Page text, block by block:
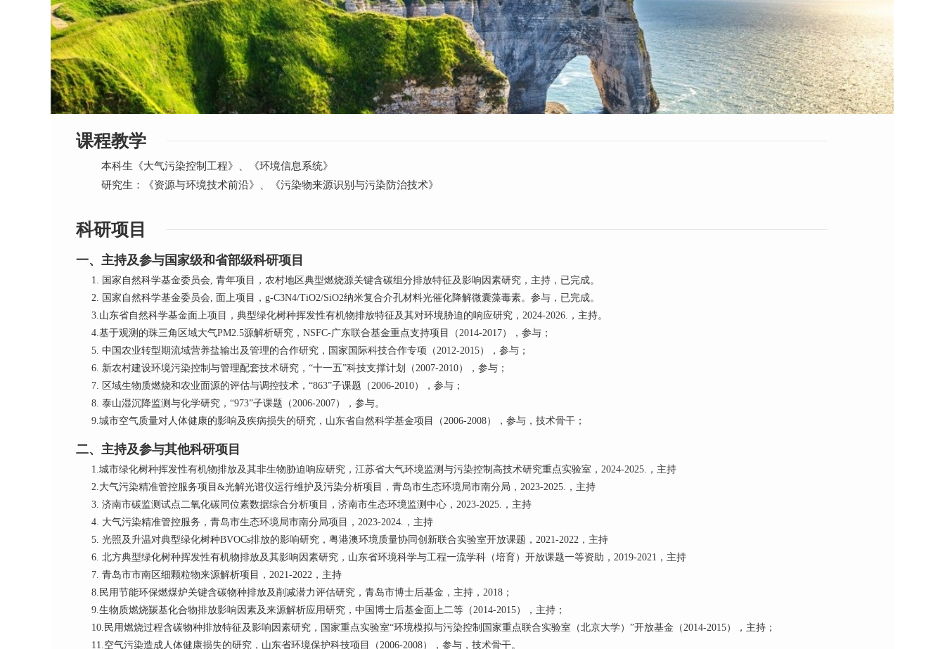
课程教学
本科生《大气污染控制工程》、《环境信息系统》
研究生：《资源与环境技术前沿》、《污染物来源识别与污染防治技术》
1. 国家自然科学基金委员会, 青年项目，农村地区典型燃烧源关键含碳组分排放特征及影响因素研究，主持，已完成。
2. 国家自然科学基金委员会, 面上项目，g-C3N4/TiO2/SiO2纳米复合介孔材料光催化降解微囊藻毒素。参与，已完成。
3.山东省自然科学基金面上项目，典型绿化树种挥发性有机物排放特征及其对环境胁迫的响应研究，2024-2026.，主持。
4.基于观测的珠三角区域大气PM2.5源解析研究，NSFC-广东联合基金重点支持项目（2014-2017），参与；
5. 中国农业转型期流域营养盐输出及管理的合作研究，国家国际科技合作专项（2012-2015），参与；
6. 新农村建设环境污染控制与管理配套技术研究，“十一五”科技支撑计划（2007-2010），参与；
7. 区域生物质燃烧和农业面源的评估与调控技术，“863”子课题（2006-2010），参与；
8. 泰山湿沉降监测与化学研究，“973”子课题（2006-2007），参与。
9.城市空气质量对人体健康的影响及疾病损失的研究，山东省自然科学基金项目（2006-2008），参与，技术骨干；
科研项目
一、主持及参与国家级和省部级科研项目
二、主持及参与其他科研项目
1.城市绿化树种挥发性有机物排放及其非生物胁迫响应研究，江苏省大气环境监测与污染控制高技术研究重点实验室，2024-2025.，主持
2.大气污染精准管控服务项目&光解光谱仪运行维护及污染分析项目，青岛市生态环境局市南分局，2023-2025.，主持
3. 济南市碳监测试点二氧化碳同位素数据综合分析项目，济南市生态环境监测中心，2023-2025.，主持
4. 大气污染精准管控服务，青岛市生态环境局市南分局项目，2023-2024.，主持
5. 光照及升温对典型绿化树种BVOCs排放的影响研究，粤港澳环境质量协同创新联合实验室开放课题，2021-2022，主持
6. 北方典型绿化树种挥发性有机物排放及其影响因素研究，山东省环境科学与工程一流学科（培育）开放课题一等资助，2019-2021，主持
7. 青岛市市南区细颗粒物来源解析项目，2021-2022，主持
8.民用节能环保燃煤炉关键含碳物种排放及削减潜力评估研究，青岛市博士后基金，主持，2018；
9.生物质燃烧羰基化合物排放影响因素及来源解析应用研究，中国博士后基金面上二等（2014-2015），主持；
10.民用燃烧过程含碳物种排放特征及影响因素研究，国家重点实验室“环境模拟与污染控制国家重点联合实验室（北京大学）”开放基金（2014-2015），主持；
11.空气污染造成人体健康损失的研究，山东省环境保护科技项目（2006-2008），参与，技术骨干。